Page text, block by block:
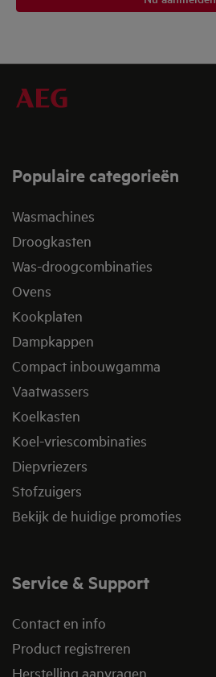
Populaire categorieën
Wasmachines
Droogkasten
Was-droogcombinaties
Ovens
Kookplaten
Dampkappen
Compact inbouwgamma
Vaatwassers
Koelkasten
Koel-vriescombinaties
Diepvriezers
Stofzuigers
Bekijk de huidige promoties
Service & Support
Contact en info
Product registreren
Herstelling aanvragen